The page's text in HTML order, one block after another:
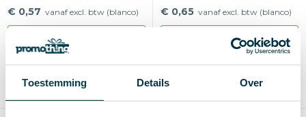
Toestemming Details Over
cm | Trekkoorden
€ 0,57 vanaf excl. btw (blanco)
250 st.
3 d
Blanco of bedrukken
1-4 kleuren of full-color
venster
€ 0,65 vanaf excl. btw (blanco)
8 d
Blanco of bedrukken
1 kleur